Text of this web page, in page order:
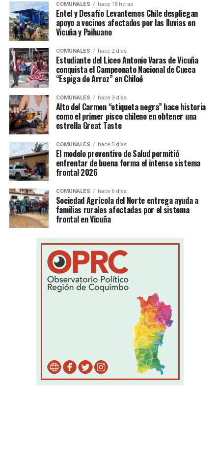
COMUNALES hace 18 horas
Entel y Desafío Levantemos Chile despliegan
apoyo a vecinos afectados por las lluvias en
Vicuña y Paihuano
COMUNALES hace 2 días
Estudiante del Liceo Antonio Varas de Vicuña
conquista el Campeonato Nacional de Cueca
“Espiga de Arroz” en Chiloé
COMUNALES hace 3 días
Alto del Carmen “etiqueta negra” hace historia
como el primer pisco chileno en obtener una
estrella Great Taste
COMUNALES hace 5 días
El modelo preventivo de Salud permitió
enfrentar de buena forma el intenso sistema
frontal 2026
COMUNALES hace 6 días
Sociedad Agrícola del Norte entrega ayuda a
familias rurales afectadas por el sistema
frontal en Vicuña